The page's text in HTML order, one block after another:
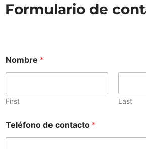
Formulario de
Nombre *
First Last
o
m
Teléfono de contacto *